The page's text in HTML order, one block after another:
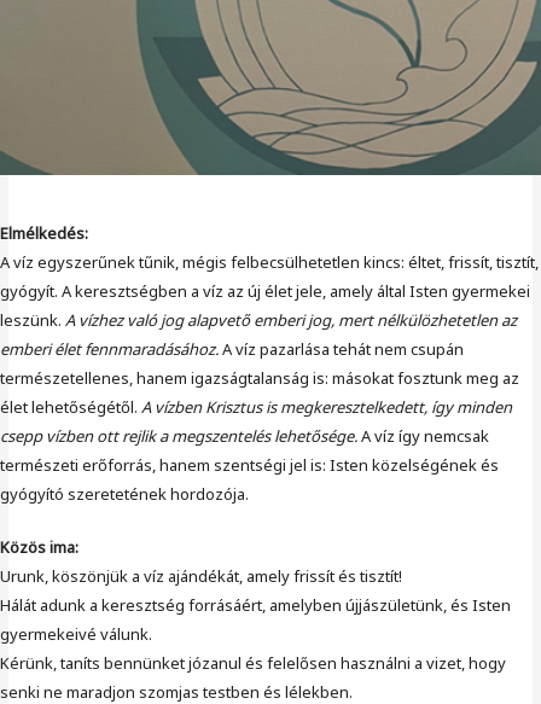
Elmélkedés:
A víz egyszerűnek tűnik, mégis felbecsülhetetlen kincs: éltet, frissít, tisztít,
gyógyít. A keresztségben a víz az új élet jele, amely által Isten gyermekei
leszünk. A vízhez való jog alapvető emberi jog, mert nélkülözhetetlen az
emberi élet fennmaradásához.A víz pazarlása tehát nem csupán
természetellenes, hanem igazságtalanság is: másokat fosztunk meg az
élet lehetőségétől. A vízben Krisztus is megkeresztelkedett, így minden
csepp vízben ott rejlik a megszentelés lehetősége.A víz így nemcsak
természeti erőforrás, hanem szentségi jel is: Isten közelségének és
gyógyító szeretetének hordozója.
Közös ima:
Urunk, köszönjük a víz ajándékát, amely frissít és tisztít!
Hálát adunk a keresztség forrásáért, amelyben újjászületünk, és Isten
gyermekeivé válunk.
Kérünk, taníts bennünket józanul és felelősen használni a vizet, hogy
senki ne maradjon szomjas testben és lélekben.